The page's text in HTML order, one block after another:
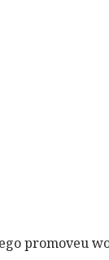
promoveu